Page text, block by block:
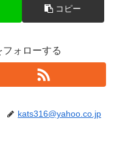
コピー
ォローする
kats316@yahoo.co.jp